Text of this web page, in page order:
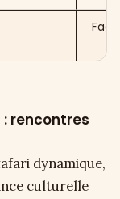
rencontres
dynamique,
culturelle